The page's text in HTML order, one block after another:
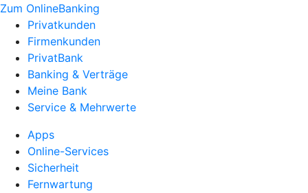
Zum OnlineBanking
Privatkunden
Firmenkunden
PrivatBank
Banking & Verträge
Meine Bank
Service & Mehrwerte
Apps
Online-Services
Sicherheit
Fernwartung